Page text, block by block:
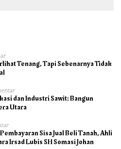
Tenang, Tapi Sebenarnya Tidak
dan Industri Sawit: Bangun
Utara
Sisa Jual Beli Tanah, Ahli
Irsad Lubis SH Somasi Johan